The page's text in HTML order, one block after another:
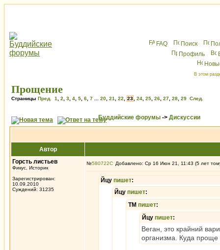
FAQ Поиск
Профиль
В этом
Прощение
Страницы Пред. 1 2 3 4 5 6 7 20 21 22 23 24 25 26 27 28 29 След.
Буддийские форумы -> Дискуссии
Автор
Горсть листьев
Фикус, Историк
Зарегистрирован:
10.09.2010
Суждений: 31235
№580722 Добавлено: Ср 16 Июн 21, 11:43 (5 лет
Йцу пишет:
Йцу пишет:
ТМ пишет:
Йцу пишет:
Веган, это крайний
организма. Куда проще